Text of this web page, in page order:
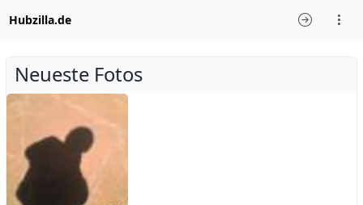
Hubzilla.de
Neueste Fotos